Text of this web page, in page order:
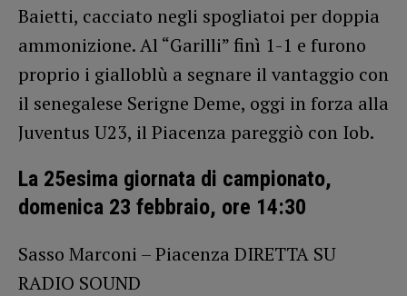
Baietti, cacciato negli spogliatoi per doppia
ammonizione. Al “Garilli” finì 1-1 e furono
proprio i gialloblù a segnare il vantaggio con
il senegalese Serigne Deme, oggi in forza alla
Juventus U23, il Piacenza pareggiò con Iob.
La 25esima giornata di campionato,
domenica 23 febbraio, ore 14:30
Sasso Marconi – Piacenza DIRETTA SU
RADIO SOUND